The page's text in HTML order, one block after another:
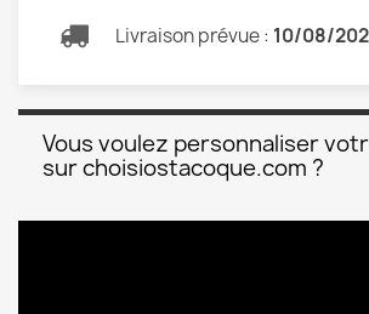
Livraison prévue : 10/08/
Vous voulez personnaliser
sur choisiostacoque.com ?